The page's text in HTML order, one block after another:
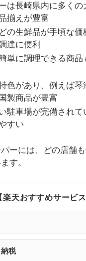
は長崎県内に多くの
揃えが豊富
の生鮮品が手頃な価
達に便利
単に調理できる商品
色があり、例えば琴
製商品が豊富
駐車場が完備されて
すい
ーには、どの店舗
す。
楽天おすすめサービス
税